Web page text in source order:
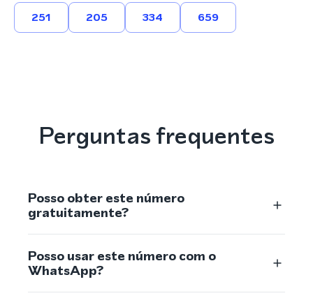
251 205 334 659
Perguntas frequentes
Posso obter este número
gratuitamente?
Posso usar este número com o
WhatsApp?